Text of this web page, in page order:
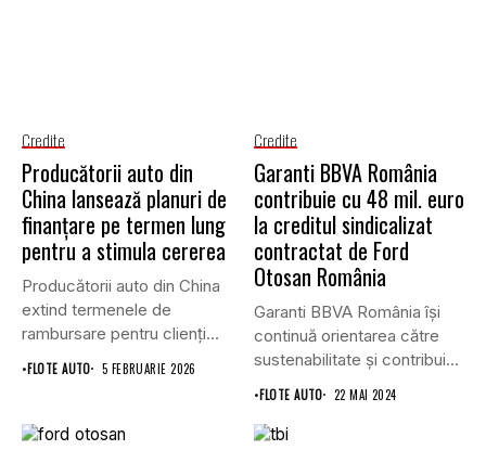
Credite
Producătorii auto din
China lansează planuri de
finanțare pe termen lung
pentru a stimula cererea
Producătorii auto din China
extind termenele de
rambursare pentru clienți
până la...
•FLOTE AUTO 5 FEBRUARIE 2026
Credite
Garanti BBVA România
contribuie cu 48 mil. euro
la creditul sindicalizat
contractat de Ford
Otosan România
Garanti BBVA România îşi
continuă orientarea către
sustenabilitate şi contribuie
cu 48...
•FLOTE AUTO 22 MAI 2024